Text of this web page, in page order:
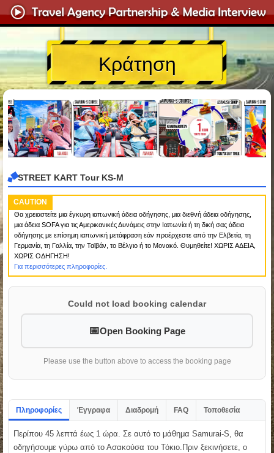
Κράτηση
STREET KART Tour KS-M
CAUTION
Θα χρειαστείτε μια έγκυρη ιαπωνική άδεια οδήγησης, μια διεθνή άδεια οδήγησης,
μια άδεια SOFA για τις Αμερικανικές Δυνάμεις στην Ιαπωνία ή τη δική σας άδεια
οδήγησης με επίσημη ιαπωνική μετάφραση εάν προέρχεστε από την Ελβετία, τη
Γερμανία, τη Γαλλία, την Ταϊβάν, το Βέλγιο ή το Μονακό. Θυμηθείτε! ΧΩΡΙΣ ΑΔΕΙΑ,
ΧΩΡΙΣ ΟΔΗΓΗΣΗ!
Για περισσότερες πληροφορίες.
Could not load booking calendar
Open Booking Page
Please use the button above to access the booking page
Πληροφορίες Έγγραφα Διαδρομή FAQ Τοποθεσία
Περίπου 45 λεπτά έως 1 ώρα. Σε αυτό το μάθημα Samurai-S, θα
οδηγήσουμε γύρω από το Ασακούσα του Τόκιο.Πριν ξεκινήσετε, ο